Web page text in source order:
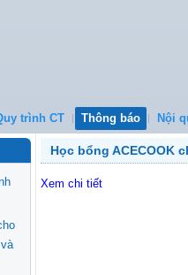
trình CT Thông báo Nội
Học bổng ACECOOK
Xem chi tiết